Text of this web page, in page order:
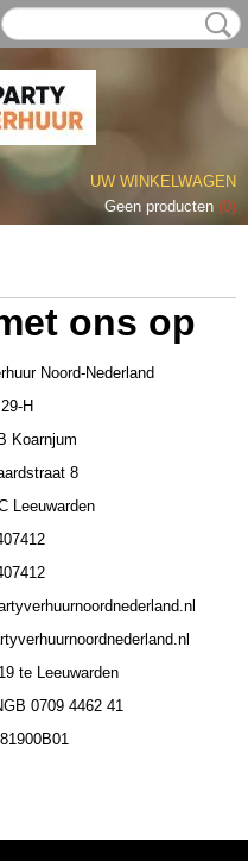
UW WINKELWAGEN
Geen producten (0)
ons op
Noord-Nederland
H
Koarnjum
8
Leeuwarden
te Leeuwarden
0709 4462 41